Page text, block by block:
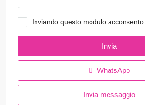
Inviando questo modulo acconsento
Invia
WhatsApp
Invia messaggio